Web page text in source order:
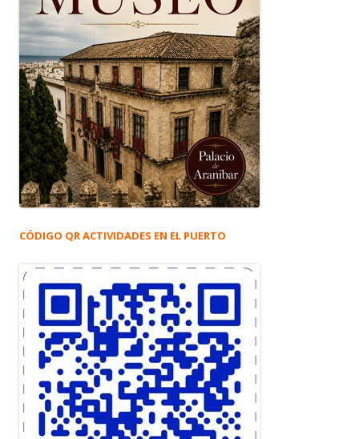
CÓDIGO QR ACTIVIDADES EN EL PUERTO